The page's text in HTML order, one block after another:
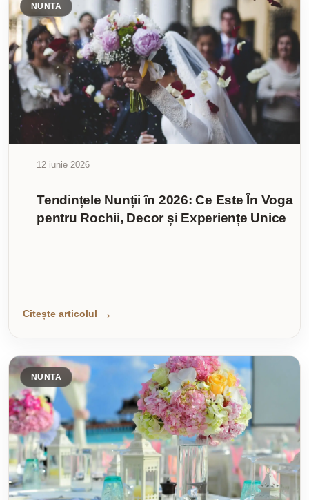
NUNTA
12 iunie 2026
Tendințele Nunții în 2026: Ce Este În Voga
pentru Rochii, Decor și Experiențe Unice
Citește articolul
NUNTA